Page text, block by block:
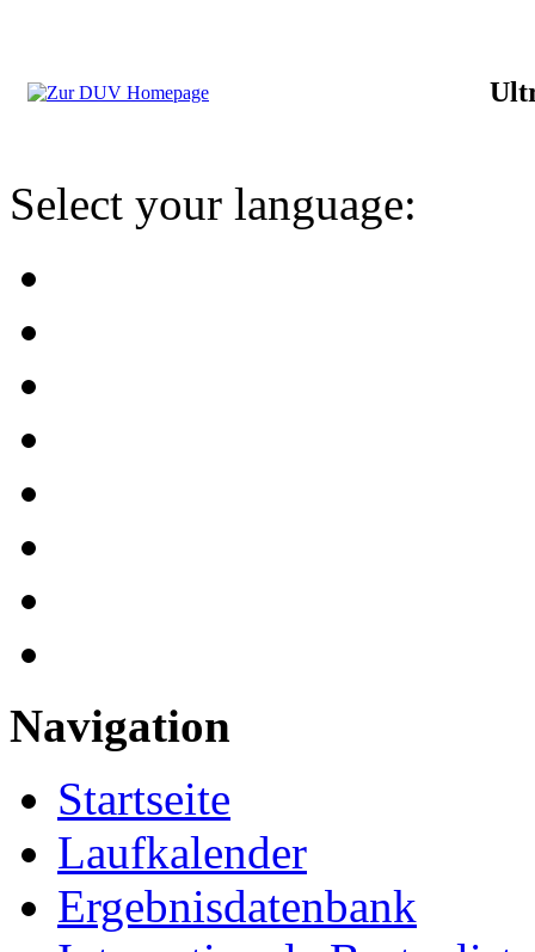
Select your language:
Navigation
Startseite
Laufkalender
Ergebnisdatenbank